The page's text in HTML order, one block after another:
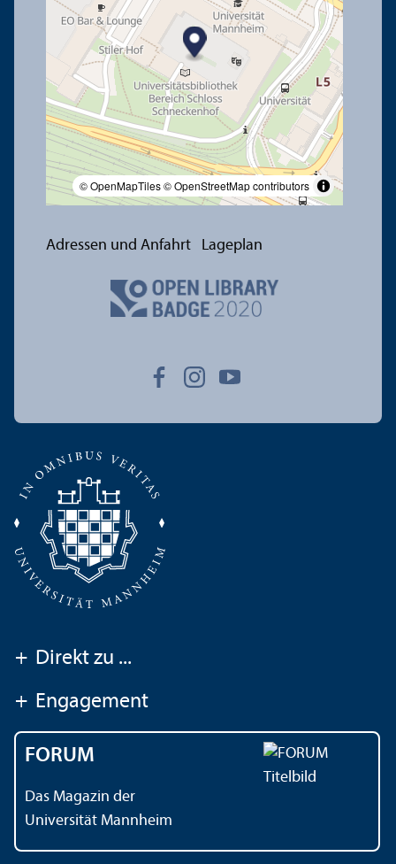
© OpenMapTiles© OpenStreetMap contributors
Adressen und Anfahrt Lageplan
+ Direkt zu ...
+ Engagement
FORUM
Das Magazin der
Universität Mannheim